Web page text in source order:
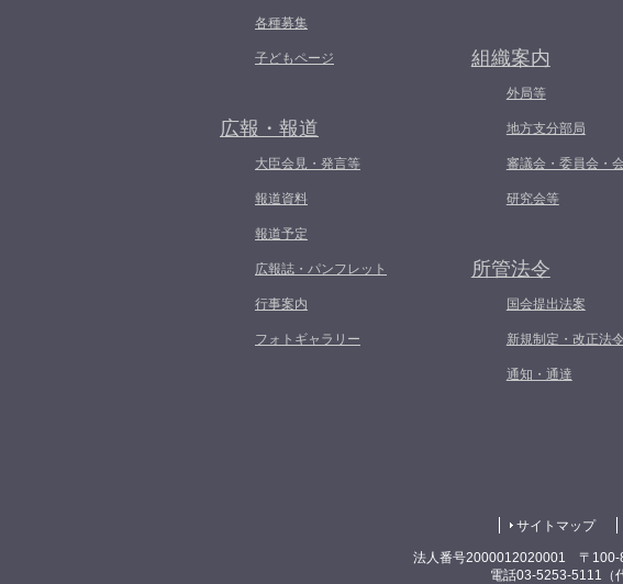
各種募集
子どもページ
広報・報道
大臣会見・発言等
報道資料
報道予定
広報誌・パンフレット
行事案内
フォトギャラリー
組織案内
外局等
地方支分部局
審議会・委員会・
研究会等
所管法令
国会提出法案
新規制定・改正法
通知・通達
サイトマップ
法人番号2000012020001 〒
電話03-5253-5111（